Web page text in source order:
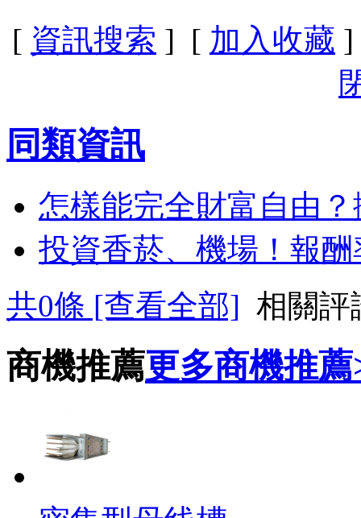
[ 資訊搜索 ] [ 加入收藏
同類資訊
怎樣能完全財富自由
投資香菸、機場！報酬
共0條 [查看全部] 相關評
商機推薦更多商機推薦